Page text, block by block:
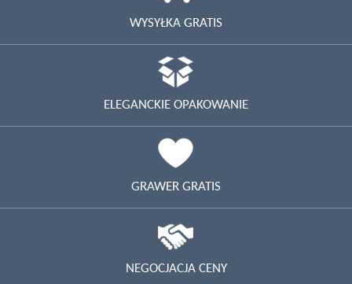
WYSYŁKA GRATIS
ELEGANCKIE OPAKOWANIE
GRAWER GRATIS
NEGOCJACJA CENY